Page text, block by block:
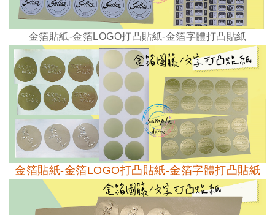
金箔貼紙-金箔 LOGO打凸貼紙-金箔字體打凸貼紙
金箔貼紙-金箔LOGO打凸貼紙-金箔字體打凸貼紙